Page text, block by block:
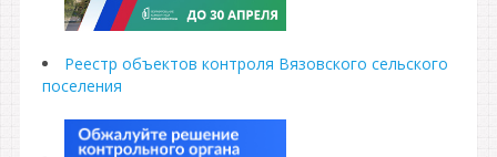
Реестр объектов контроля Вязовского сельского
поселения